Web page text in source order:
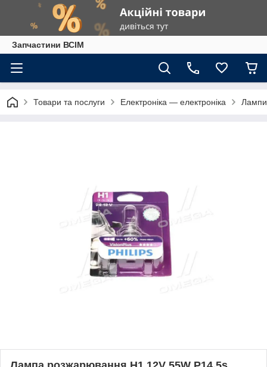
Запчастини ВСІМ
Товари та послуги Електроніка — електроніка Лампи